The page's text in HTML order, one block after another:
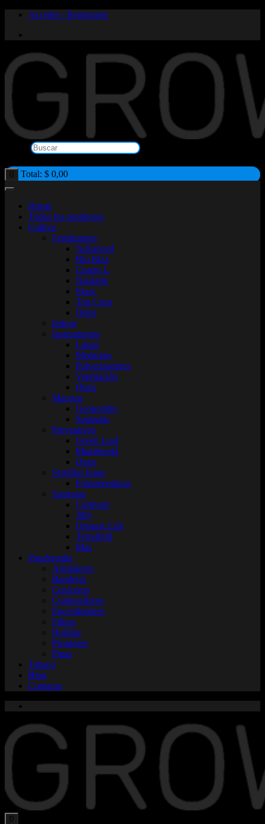
Saltar
contenido
Acceder / Registrarse
0 Total: $ 0,00
Home
Todos los productos
Cultivo
Fertilizantes
Advanced
Bio Bizz
Cuatro L
Namaste
Skog
Top Crop
Otros
Indoor
Instrumentos
Lupas
Medicion
Pulverizadores
Ventilación
Otros
Macetas
Geotextiles
Sopladas
Preventivos
Green Leaf
Mamboretá
Otros
Semillas Inase
Fotoperiodicas
Sustratos
Cultivate
Jiffy
Organic Life
Terrafertil
Mas
Parafernalia
Armadores
Bandejas
Ceniceros
Contenedores
Encendedores
Filtros
Hojillas
Picadores
Pipas
Tabaco
Blog
Contacto
0